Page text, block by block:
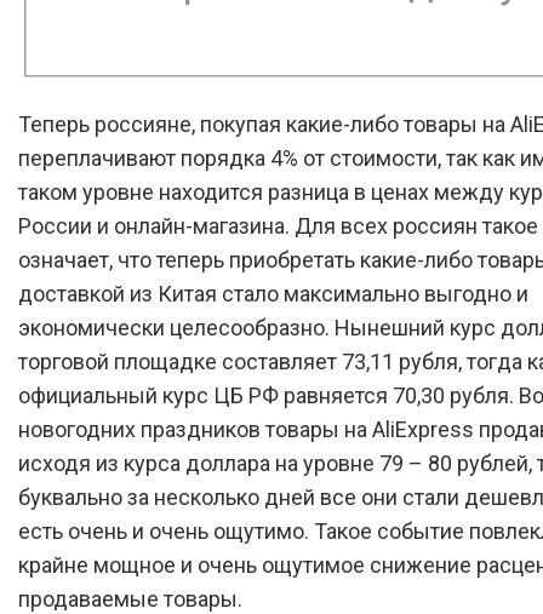
Теперь россияне, покупая какие-либо товары на
переплачивают порядка 4% от стоимости, так как
таком уровне находится разница в ценах между
России и онлайн-магазина. Для всех россиян
означает, что теперь приобретать какие-либо
доставкой из Китая стало максимально выгодно и
экономически целесообразно. Нынешний курс
торговой площадке составляет 73,11 рубля, тогда
официальный курс ЦБ РФ равняется 70,30 рубля.
новогодних праздников товары на AliExpress
исходя из курса доллара на уровне 79 – 80 рублей,
буквально за несколько дней все они стали
есть очень и очень ощутимо. Такое событие
крайне мощное и очень ощутимое снижение
продаваемые товары.